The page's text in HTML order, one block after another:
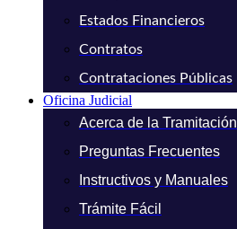
Estados Financieros
Contratos
Contrataciones Públicas
Oficina Judicial
Acerca de la Tramitación
Preguntas Frecuentes
Instructivos y Manuales
Trámite Fácil